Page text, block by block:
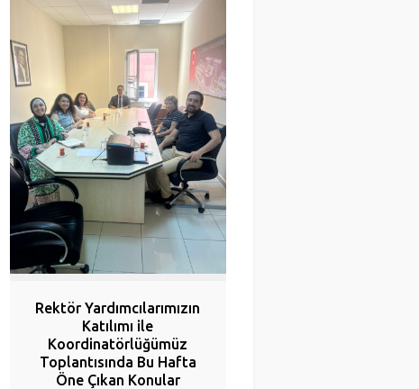
Rektör Yardımcılarımızın
Katılımı ile
Koordinatörlüğümüz
Toplantısında Bu Hafta
Öne Çıkan Konular